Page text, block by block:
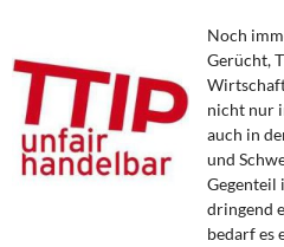
Wirtschaftspolitik
Steuer- und Finanzpolitik
Öffentliche Infrastruktur und
Eurokrise und Griechenland
Noch
Gerücht,
nicht nur
auch in
und
Gegenteil
dringend
bedarf es